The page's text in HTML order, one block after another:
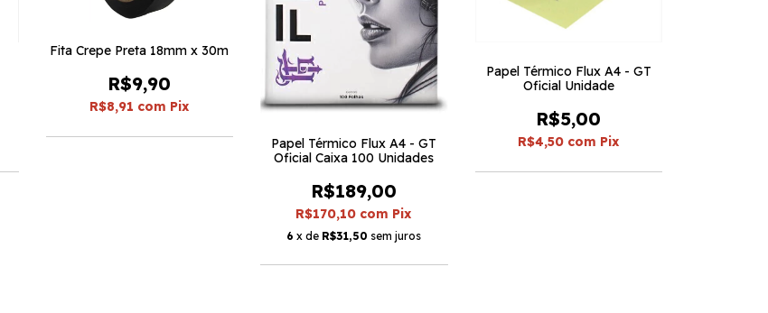
Fita Crepe Preta 18mm x 30m
R$9,90
R$8,91 com Pix
Papel Térmico Flux A4 - GT
Oficial Caixa 100 Unidades
R$189,00
R$170,10 com Pix
6 x de R$31,50 sem juros
Papel Térmico Flux A4 - GT
Oficial Unidade
R$5,00
R$4,50 com Pix